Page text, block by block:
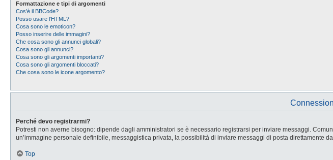
Formattazione e tipi di argomenti
Cos’è il BBCode?
Posso usare l’HTML?
Cosa sono le emoticon?
Posso inserire delle immagini?
Che cosa sono gli annunci globali?
Cosa sono gli annunci?
Cosa sono gli argomenti importanti?
Cosa sono gli argomenti bloccati?
Che cosa sono le icone argomento?
Perché devo registrarmi?
Potresti non averne bisogno: dipende dagli amministratori se è necessario registrarsi per inviare messaggi.
un’immagine personale definibile, messaggistica privata, la possibilità di inviare messaggi di posta direttamente
Top